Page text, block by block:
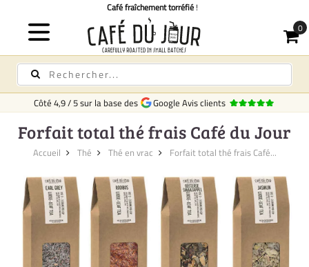
Côté 4,9/5sur la base des Google Avis clients
Forfait total thé frais Café du Jour
Accueil Thé Thé en vrac Forfait total thé frais Café...